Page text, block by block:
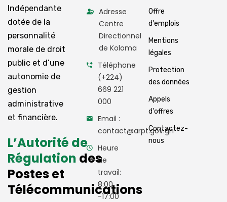
Indépendante
dotée de la
personnalité
morale de droit
public et d’une
autonomie de
gestion
administrative
et financière.
L’Autorité de
Régulation des
Postes et
Télécommunications
Adresse
Centre
Directionnel
de Koloma
Téléphone
(+224)
669 221
000
Email :
contact@arpt.gov.gn
Heure
de
travail:
8:00
-17:00
Offre
d'emplois
Mentions
légales
Protection
des données
Appels
d'offres
Contactez-
nous